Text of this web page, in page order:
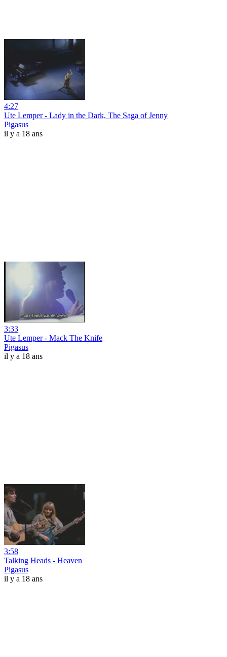
4:27
Ute Lemper - Lady in the Dark, The Saga of Jenny
Pigasus
il y a 18 ans
3:33
Ute Lemper - Mack The Knife
Pigasus
il y a 18 ans
3:58
Talking Heads - Heaven
Pigasus
il y a 18 ans